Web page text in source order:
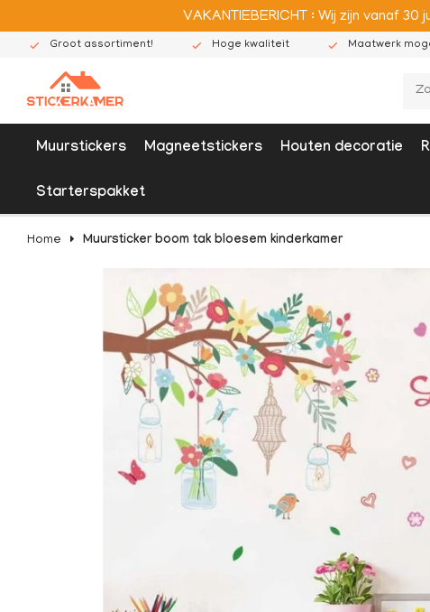
VAKANTIEBERICHT : Wij zijn vanaf
Groot assortiment! Hoge kwaliteit Maatwerk
Muurstickers Magneetstickers Houten decoratie
Starterspakket
Home Muursticker boom tak bloesem kinderkamer